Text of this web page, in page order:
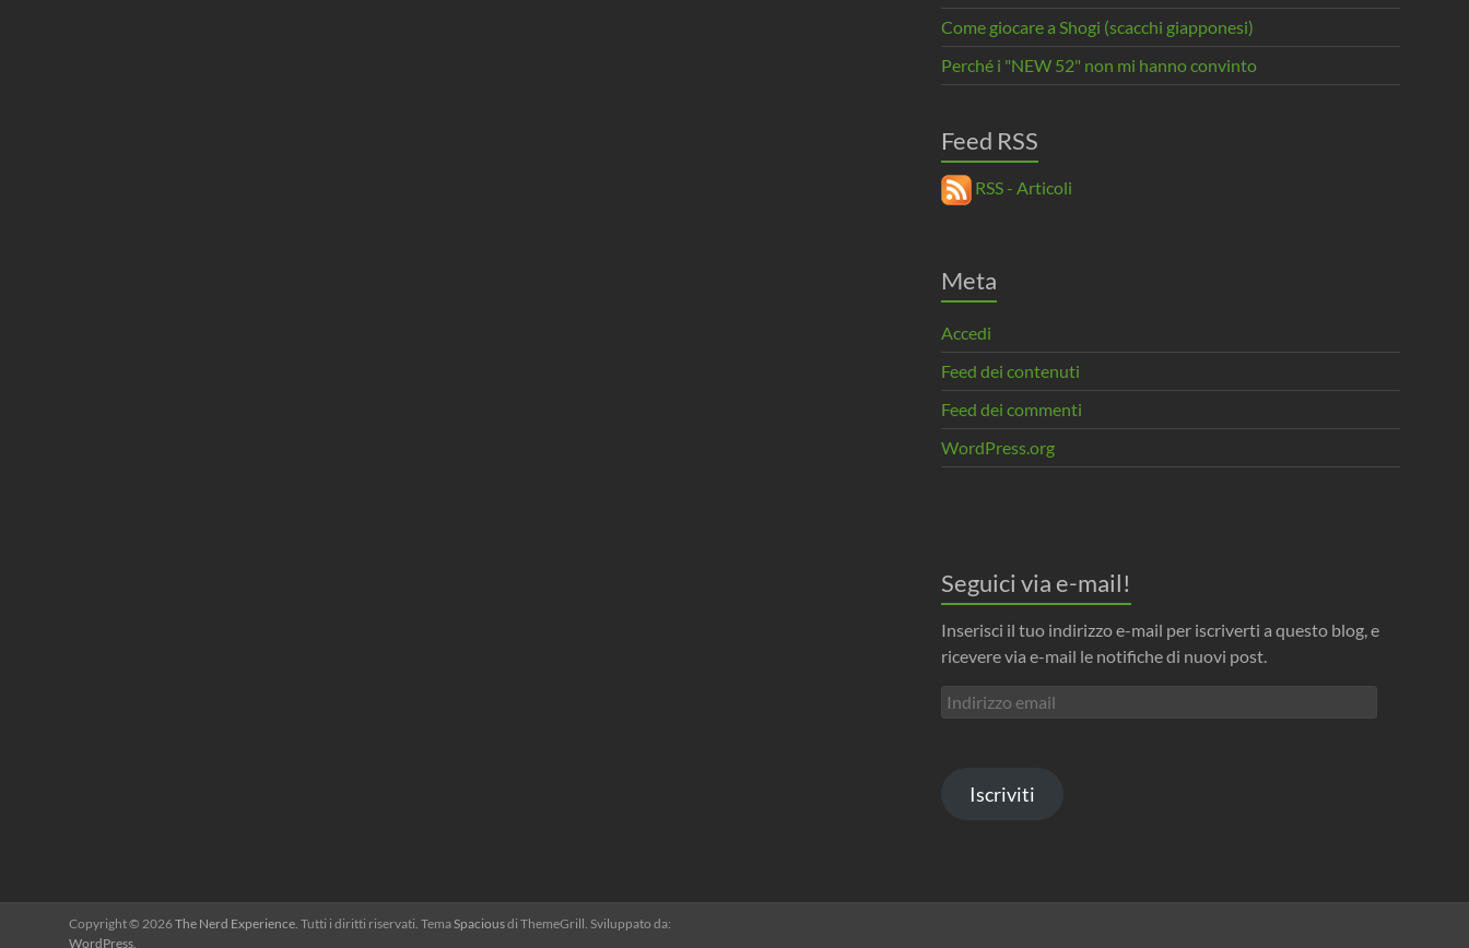
Come giocare a Shogi (scacchi giapponesi)
Perché i "NEW 52" non mi hanno convinto
Feed RSS
RSS - Articoli
Meta
Accedi
Feed dei contenuti
Feed dei commenti
WordPress.org
Seguici via e-mail!
Inserisci il tuo indirizzo e-mail per iscriverti a questo blog, e
ricevere via e-mail le notifiche di nuovi post.
Indirizzo
email
Iscriviti
Copyright © 2026The Nerd Experience. Tutti i diritti riservati. TemaSpaciousdi ThemeGrill. Sviluppato da:
WordPress.